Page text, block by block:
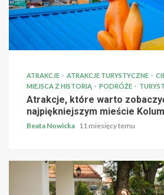
ATRAKCJE ATRAKCJE TURYSTYCZNE
MIEJSCA Z HISTORIĄ
PODRÓŻE
Atrakcje, które warto
najpiękniejszym mieście
Beata Nowicka 11 miesięcy temu